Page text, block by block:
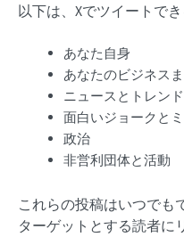
以下は、Xでツイートで
あなた自身
あなたのビジネス
ニュースとトレン
面白いジョークと
政治
非営利団体と活動
これらの投稿はいつでも
ターゲットとする読者に